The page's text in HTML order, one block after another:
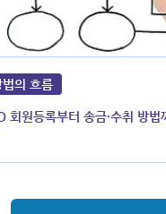
법의 흐름
회원등록부터 송금·수취 방법